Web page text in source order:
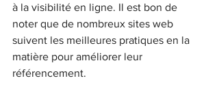
à la visibilité en ligne. Il est bon de
noter que de nombreux sites web
suivent les meilleures pratiques en la
matière pour améliorer leur
référencement.